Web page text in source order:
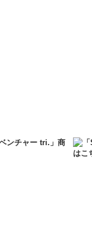
いて
いたしました。